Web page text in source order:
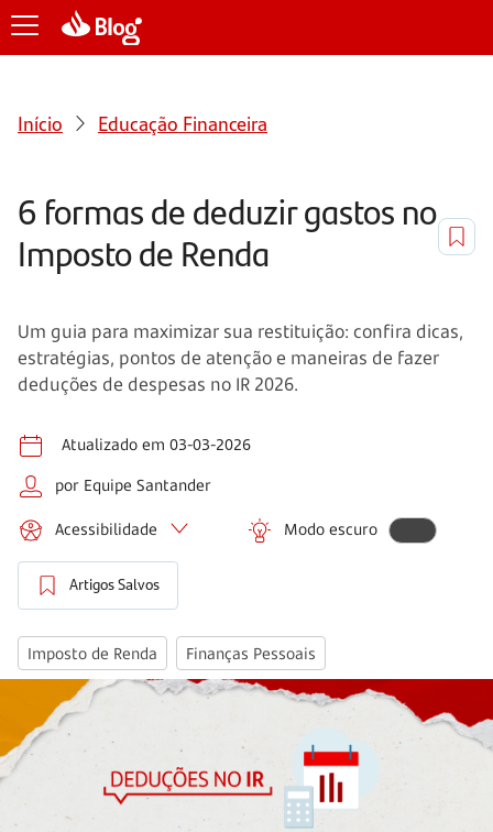
Início Educação Financeira
6 formas de deduzir gastos no
Imposto de Renda
Um guia para maximizar sua restituição: confira dicas,
estratégias, pontos de atenção e maneiras de fazer
deduções de despesas no IR 2026.
Atualizado em 03-03-2026
por Equipe Santander
Acessibilidade Modo escuro
Artigos Salvos
Imposto de Renda Finanças Pessoais